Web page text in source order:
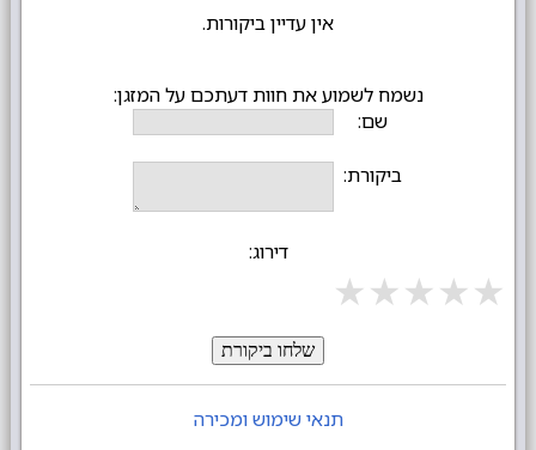
אין עדיין ביקורות.
נשמח לשמוע את חוות דעתכם על המזגן:
שם:
ביקורת:
דירוג:
★★★★★
שלחו ביקורת
תנאי שימוש ומכירה